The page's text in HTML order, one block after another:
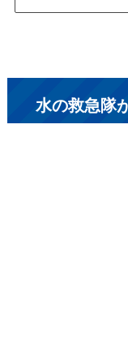
水の救急隊